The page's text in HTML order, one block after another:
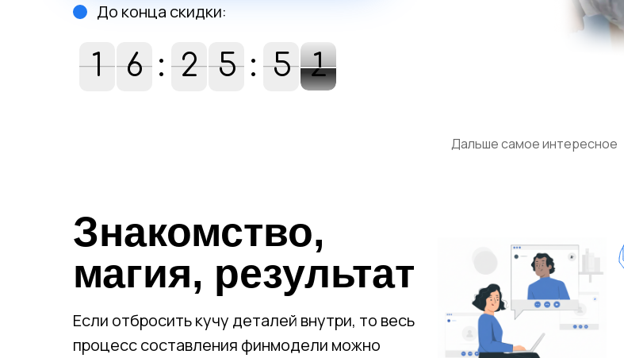
До конца скидки:
Дальше самое интересное
1
1 6
6 : 2
2 6
5
5
6 : 0
5
5
0 1
0
0
1
Знакомство,
магия, результат
Если отбросить кучу деталей внутри, то весь
процесс составления финмодели можно